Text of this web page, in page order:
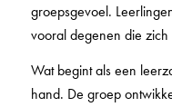
groepsgevoel.
vooral degenen die
Wat begint als een
hand. De groep